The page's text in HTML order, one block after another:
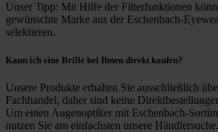
Unser Tipp: Mit Hilfe der Filterfunktionen
gewünschte Marke aus der Eschenbach-
selektieren.
Kann ich eine Brille bei Ihnen direkt kaufen?
Unsere Produkte erhalten Sie ausschließlich
Fachhandel, daher sind keine
Um einen Augenoptiker mit Eschenbach-
nutzen Sie am einfachsten unsere Händlersuche.